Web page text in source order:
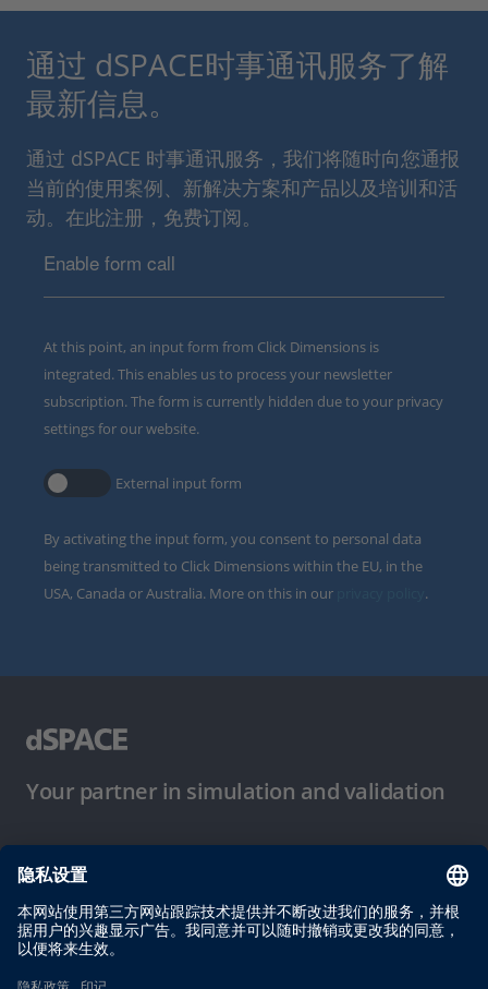
通过 dSPACE时事通讯服务了解
最新信息。
通过 dSPACE 时事通讯服务，我们将随时向您通报
当前的使用案例、新解决方案和产品以及培训和活
动。在此注册，免费订阅。
Enable form call
At this point, an input form from Click Dimensions is
integrated. This enables us to process your newsletter
subscription. The form is currently hidden due to your privacy
settings for our website.
External input form
By activating the input form, you consent to personal data
being transmitted to Click Dimensions within the EU, in the
USA, Canada or Australia. More on this in our
.
Your partner in simulation and validation
使用条件
隐私政策
版权声明与一般条款及条件